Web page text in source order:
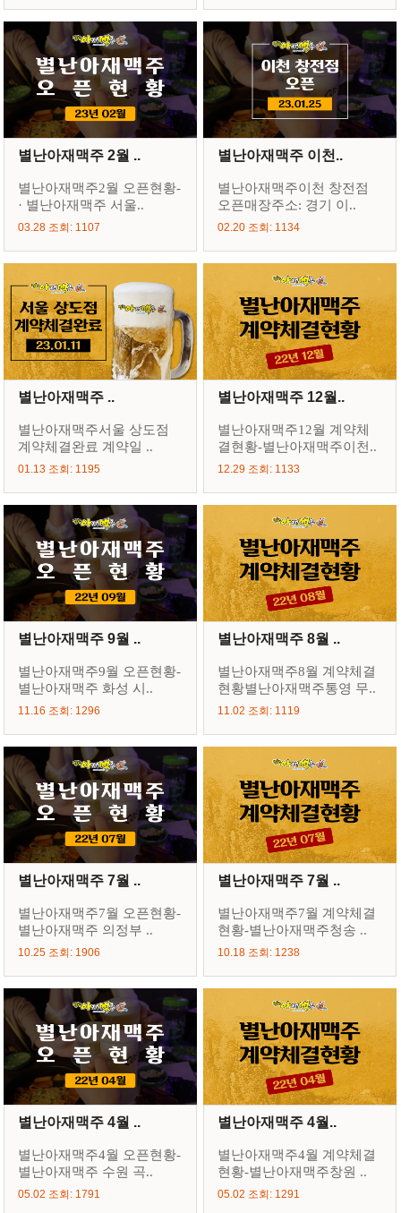
별난아재맥주 2월 ..
별난아재맥주2월 오픈현황-
· 별난아재맥주 서울..
03.28 조회: 1107
별난아재맥주 이천..
별난아재맥주이천 창전점
오픈매장주소: 경기 이..
02.20 조회: 1134
별난아재맥주 ..
별난아재맥주서울 상도점
계약체결완료 계약일 ..
01.13 조회: 1195
별난아재맥주 12월..
별난아재맥주12월 계약체
결현황-별난아재맥주이천..
12.29 조회: 1133
별난아재맥주 9월 ..
별난아재맥주9월 오픈현황-
별난아재맥주 화성 시..
11.16 조회: 1296
별난아재맥주 8월 ..
별난아재맥주8월 계약체결
현황별난아재맥주통영 무..
11.02 조회: 1119
별난아재맥주 7월 ..
별난아재맥주7월 오픈현황-
별난아재맥주 의정부 ..
10.25 조회: 1906
별난아재맥주 7월 ..
별난아재맥주7월 계약체결
현황-별난아재맥주청송 ..
10.18 조회: 1238
별난아재맥주 4월 ..
별난아재맥주4월 오픈현황-
별난아재맥주 수원 곡..
05.02 조회: 1791
별난아재맥주 4월..
별난아재맥주4월 계약체결
현황-별난아재맥주창원 ..
05.02 조회: 1291